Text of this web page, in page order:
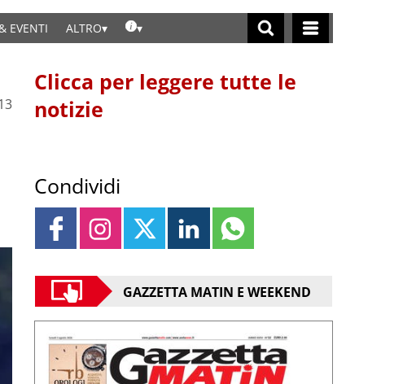
EVENTI ALTRO
Clicca per leggere tutte le
notizie
Condividi
GAZZETTA MATIN E WEEKEND